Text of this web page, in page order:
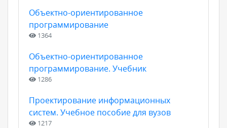
Объектно-ориентированное
программирование
1364
Объектно-ориентированное
программирование. Учебник
1286
Проектирование информационных
систем. Учебное пособие для вузов
1217